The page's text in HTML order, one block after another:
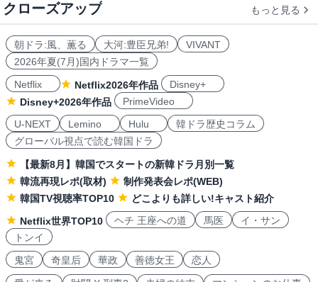
クローズアップ もっと見る
朝ドラ:風、薫る 大河:豊臣兄弟!
VIVANT
2026年夏(7月)国内ドラマ一覧
Netflix
Netflix2026年作品
Disney+
Disney+2026年作品
PrimeVideo
U-NEXT
Lemino Hulu
韓ドラ歴史コラム
グローバル視点で読む韓国ドラ
【最新8月】韓国でスタートの新韓ドラ月別一覧
韓流再現レポ(取材)
制作発表会レポ(WEB)
韓国TV視聴率TOP10
どこよりも詳しい!キャスト紹介
Netflix世界TOP10
ヘチ 王座への道 馬医
イ・サン
トンイ
鬼宮
奇皇后 華政 善徳女王 恋人